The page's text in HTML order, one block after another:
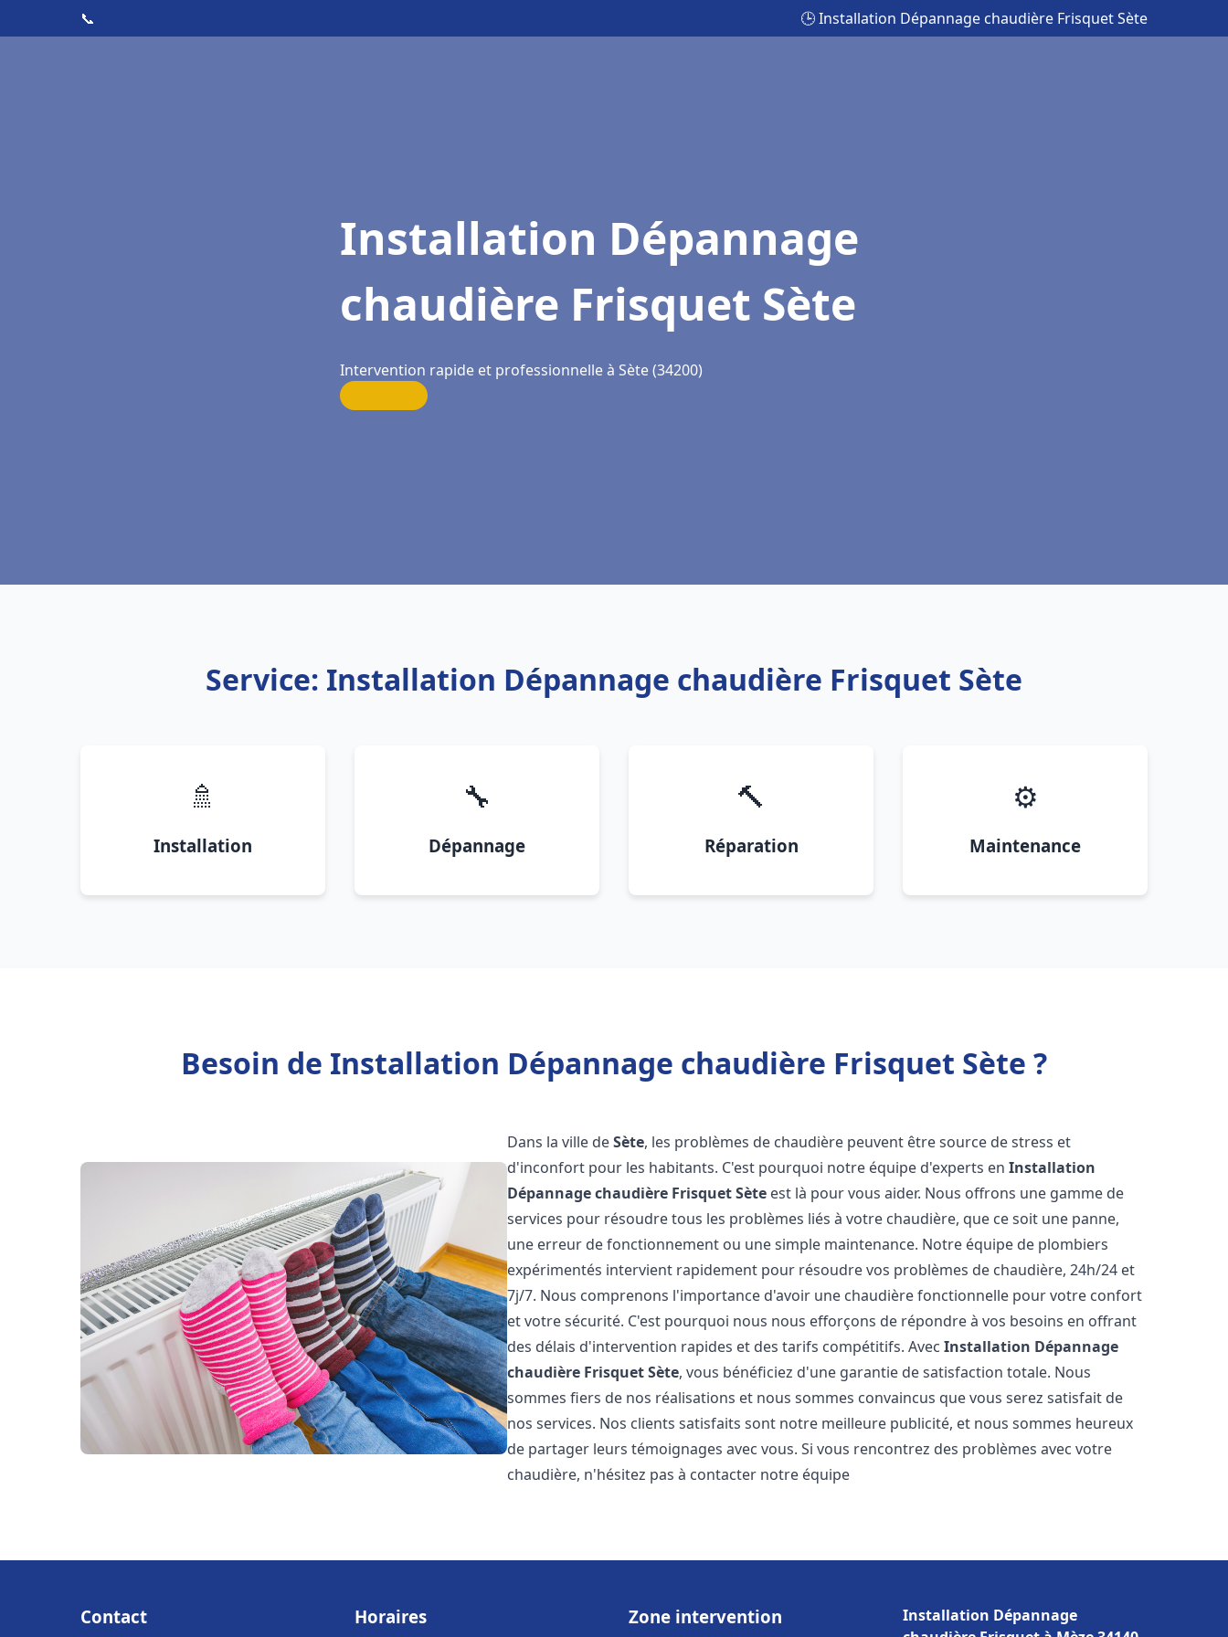
📞 🕒 Installation Dépannage chaudière Frisquet Sète
Installation Dépannage
chaudière Frisquet Sète
Intervention rapide et professionnelle à Sète (34200)
Service: Installation Dépannage chaudière Frisquet Sète
🚿
Installation
🔧
Dépannage
🔨
Réparation
⚙️
Maintenance
Besoin de Installation Dépannage chaudière Frisquet Sète ?
Dans la ville deSète, les problèmes de chaudière peuvent être source de stress et
d'inconfort pour les habitants. C'est pourquoi notre équipe d'experts enInstallation
Dépannage chaudière FrisquetSète est là pour vous aider. Nous offrons une gamme de
services pour résoudre tous les problèmes liés à votre chaudière, que ce soit une panne,
une erreur de fonctionnement ou une simple maintenance. Notre équipe de plombiers
expérimentés intervient rapidement pour résoudre vos problèmes de chaudière, 24h/24 et
7j/7. Nous comprenons l'importance d'avoir une chaudière fonctionnelle pour votre confort
et votre sécurité. C'est pourquoi nous nous efforçons de répondre à vos besoins en offrant
des délais d'intervention rapides et des tarifs compétitifs. AvecInstallation Dépannage
chaudière FrisquetSète, vous bénéficiez d'une garantie de satisfaction totale. Nous
sommes fiers de nos réalisations et nous sommes convaincus que vous serez satisfait de
nos services. Nos clients satisfaits sont notre meilleure publicité, et nous sommes heureux
de partager leurs témoignages avec vous. Si vous rencontrez des problèmes avec votre
chaudière, n'hésitez pas à contacter notre équipe
Contact Horaires Zone intervention
Installation Dépannage